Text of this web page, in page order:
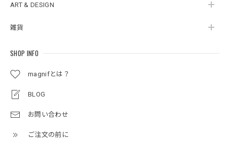
ART & DESIGN
雑貨
SHOP INFO
magnifとは？
BLOG
お問い合わせ
ご注文の前に